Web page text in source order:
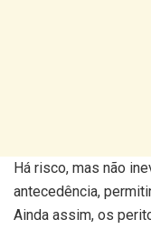
Há risco, mas não
antecedência,
Ainda assim, os